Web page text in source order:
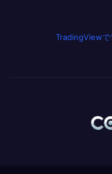
TradingViewで